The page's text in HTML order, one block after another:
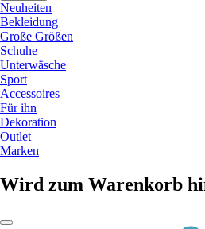
Neuheiten
Bekleidung
Große Größen
Schuhe
Unterwäsche
Sport
Accessoires
Für ihn
Dekoration
Outlet
Marken
Wird zum Warenkorb